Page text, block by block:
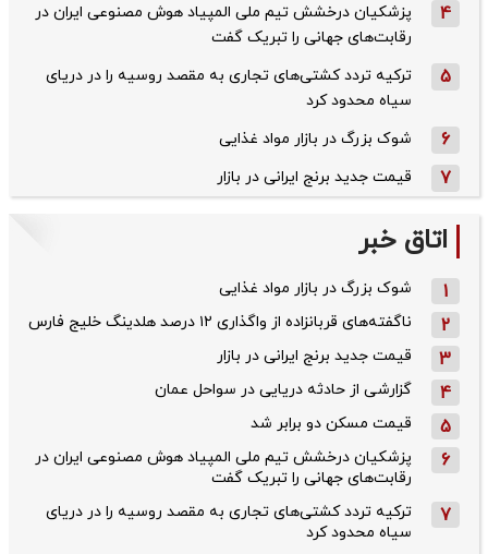
4
پزشکیان درخشش تیم ملی المپیاد هوش مصنوعی ایران در
رقابت‌های جهانی را تبریک گفت
5
ترکیه تردد کشتی‌های تجاری به مقصد روسیه را در دریای
سیاه محدود کرد
6 شوک بزرگ در بازار مواد غذایی
7 قیمت جدید برنج ایرانی در بازار
اتاق خبر
1 شوک بزرگ در بازار مواد غذایی
2 ناگفته‌های قربانزاده از واگذاری ۱۲ درصد هلدینگ خلیج فارس
3 قیمت جدید برنج ایرانی در بازار
4 گزارشی از حادثه دریایی در سواحل عمان
5 قیمت مسکن دو برابر شد
6
پزشکیان درخشش تیم ملی المپیاد هوش مصنوعی ایران در
رقابت‌های جهانی را تبریک گفت
7
ترکیه تردد کشتی‌های تجاری به مقصد روسیه را در دریای
سیاه محدود کرد